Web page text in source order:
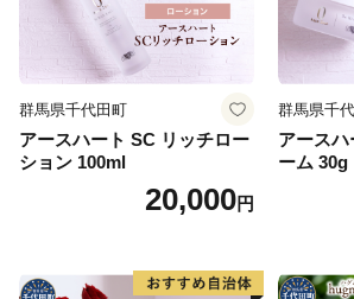
群馬県千代田町
アースハート SC リッチロー
ション 100ml
20,000円
群馬県千
アースハ
ーム 30g